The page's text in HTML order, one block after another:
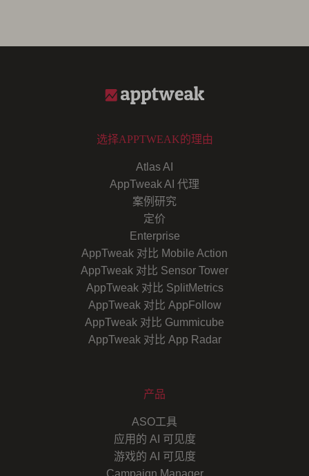
选择APPTWEAK的理由
Atlas AI
AppTweak AI 代理
案例研究
定价
Enterprise
AppTweak 对比 Mobile Action
AppTweak 对比 Sensor Tower
AppTweak 对比 SplitMetrics
AppTweak 对比 AppFollow
AppTweak 对比 Gummicube
AppTweak 对比 App Radar
产品
ASO工具
应用的 AI 可见度
游戏的 AI 可见度
Campaign Manager